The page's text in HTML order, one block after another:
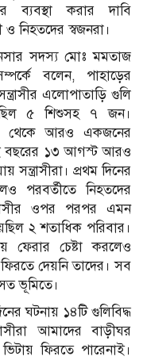
ব্যবস্থা করার দাবি
ও নিহতদের স্বজনরা।
সদস্য মোঃ মমতাজ
বলেন, পাহাড়ের
এলোপাতাড়ি গুলি
৫ শিশুসহ ৭ জন।
থেকে আরও একজনের
বছরের ১৩ আগস্ট আরও
প্রথম দিনের
পরবর্তীতে নিহতদের
ওপর পরপর এমন
২ শতাধিক পরিবার।
ফেরার চেষ্টা করলেও
ফিরতে দেয়নি তাদের। সব
ভূমিতে।
ঘটনায় ১৪টি গুলিবিদ্ধ
আমাদের বাড়ীঘর
ফিরতে পারেনাই।